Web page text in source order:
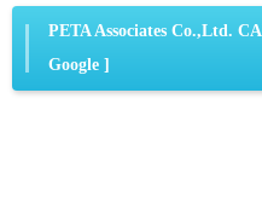
PETA Associates Co.,Ltd.
Google ]